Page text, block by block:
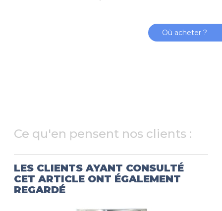
Ce qu'en pensent nos clients :
LES CLIENTS AYANT CONSULTÉ
CET ARTICLE ONT ÉGALEMENT
REGARDÉ
Où acheter ?